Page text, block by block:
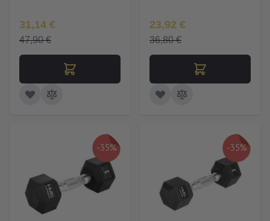
Īpaša Cena
31,14 €
47,90 €
Īpaša Cena
23,92 €
36,80 €
-35% -35%